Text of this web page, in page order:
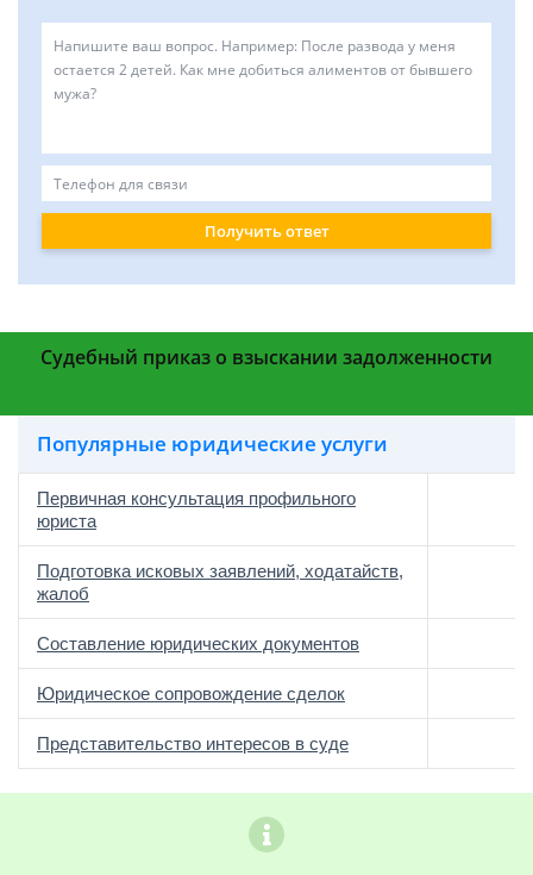
Получить ответ
Судебный приказ о взыскании задолженности
Популярные юридические услуги
Первичная консультация профильного
юриста
Подготовка исковых заявлений, ходатайств,
жалоб
Составление юридических документов
Юридическое сопровождение сделок
Представительство интересов в суде